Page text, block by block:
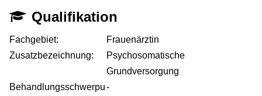
Qualifikation
Fachgebiet:
Frauenärztin
Zusatzbezeichnung:
Psychosomatische
Grundversorgung
Behandlungsschwerpu-